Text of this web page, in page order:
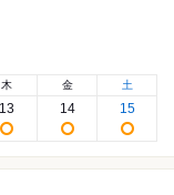
木
13
金
14
土
15